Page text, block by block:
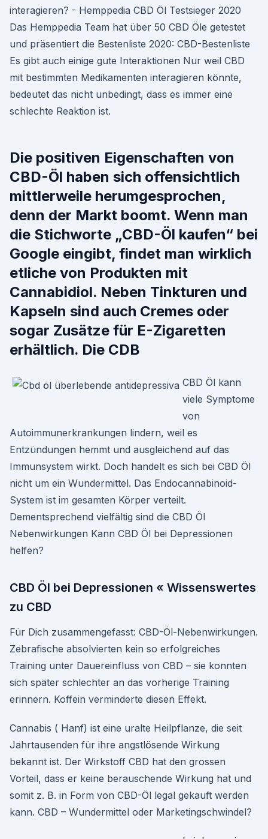
interagieren? - Hemppedia CBD Öl Testsieger 2020
Das Hemppedia Team hat über 50 CBD Öle getestet
und präsentiert die Bestenliste 2020: CBD-Bestenliste
Es gibt auch einige gute Interaktionen Nur weil CBD
mit bestimmten Medikamenten interagieren könnte,
bedeutet das nicht unbedingt, dass es immer eine
schlechte Reaktion ist.
Die positiven Eigenschaften von
CBD-Öl haben sich offensichtlich
mittlerweile herumgesprochen,
denn der Markt boomt. Wenn man
die Stichworte „CBD-Öl kaufen“ bei
Google eingibt, findet man wirklich
etliche von Produkten mit
Cannabidiol. Neben Tinkturen und
Kapseln sind auch Cremes oder
sogar Zusätze für E-Zigaretten
erhältlich. Die CDB
CBD Öl kann
viele Symptome
von
Autoimmunerkrankungen lindern, weil es
Entzündungen hemmt und ausgleichend auf das
Immunsystem wirkt. Doch handelt es sich bei CBD Öl
nicht um ein Wundermittel. Das Endocannabinoid-
System ist im gesamten Körper verteilt.
Dementsprechend vielfältig sind die CBD Öl
Nebenwirkungen Kann CBD Öl bei Depressionen
helfen?
CBD Öl bei Depressionen « Wissenswertes
zu CBD
Für Dich zusammengefasst: CBD-Öl-Nebenwirkungen.
Zebrafische absolvierten kein so erfolgreiches
Training unter Dauereinfluss von CBD – sie konnten
sich später schlechter an das vorherige Training
erinnern. Koffein verminderte diesen Effekt.
Cannabis ( Hanf) ist eine uralte Heilpflanze, die seit
Jahrtausenden für ihre angstlösende Wirkung
bekannt ist. Der Wirkstoff CBD hat den grossen
Vorteil, dass er keine berauschende Wirkung hat und
somit z. B. in Form von CBD-Öl legal gekauft werden
kann. CBD – Wundermittel oder Marketingschwindel?